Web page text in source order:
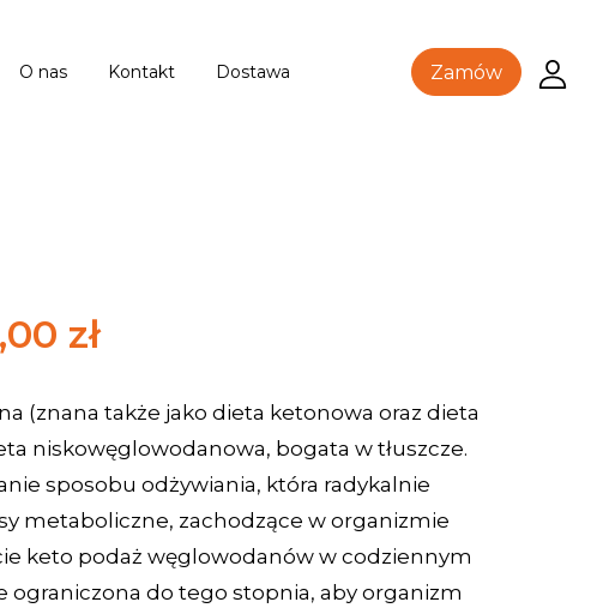
O nas Kontakt Dostawa Zamów
zł
(znana także jako dieta ketonowa oraz dieta
niskowęglowodanowa, bogata w tłuszcze.
sposobu odżywiania, która radykalnie
metaboliczne, zachodzące w organizmie
keto podaż węglowodanów w codziennym
ograniczona do tego stopnia, aby organizm